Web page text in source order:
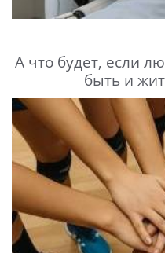
А что будет, если
быть и